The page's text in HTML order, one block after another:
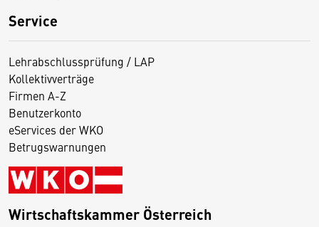
Service
Lehrabschlussprüfung / LAP
Kollektivverträge
Firmen A-Z
Benutzerkonto
eServices der WKO
Betrugswarnungen
Wirtschaftskammer Österreich